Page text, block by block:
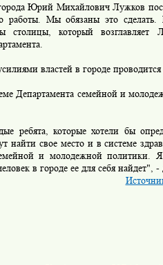
Юрий Михайлович Лужков
работы. Мы обязаны это
столицы, который
властей в городе проводится
Департамента семейной и
которые хотели бы
найти свое место и в системе
и молодежной политики. Я
в городе ее для себя найдет", -